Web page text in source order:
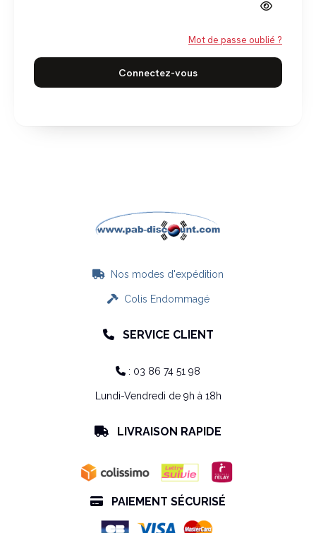
Mot de passe oublié ?
Connectez-vous
 Nos modes d'expédition
Colis Endommagé
 SERVICE CLIENT
 : 03 86 74 51 98
Lundi-Vendredi de 9h à 18h
 LIVRAISON RAPIDE
 PAIEMENT SÉCURISÉ